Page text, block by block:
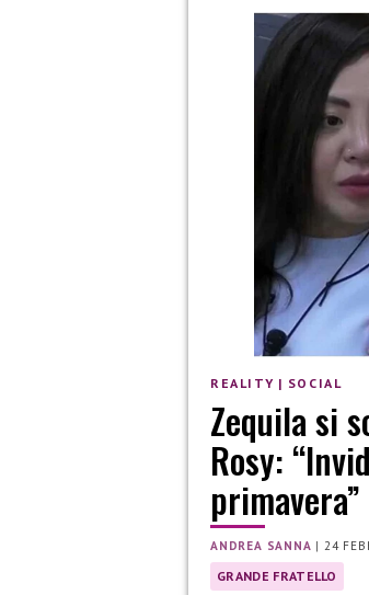
REALITY | SOCIAL
Zequila si
Rosy:
primavera”
ANDREA SANNA |24
GRANDE FRATELLO